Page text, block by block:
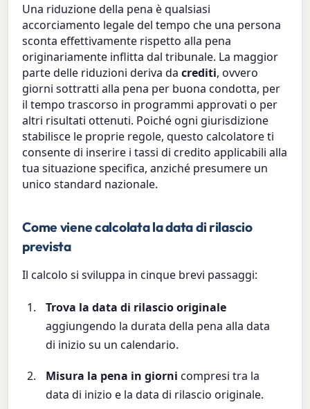
Una riduzione della pena è qualsiasi
accorciamento legale del tempo che una persona
sconta effettivamente rispetto alla pena
originariamente inflitta dal tribunale. La maggior
parte delle riduzioni deriva dacrediti, ovvero
giorni sottratti alla pena per buona condotta, per
il tempo trascorso in programmi approvati o per
altri risultati ottenuti. Poiché ogni giurisdizione
stabilisce le proprie regole, questo calcolatore ti
consente di inserire i tassi di credito applicabili alla
tua situazione specifica, anziché presumere un
unico standard nazionale.
Come viene calcolata la data di rilascio
prevista
Il calcolo si sviluppa in cinque brevi passaggi:
Trova la data di rilascio originale
aggiungendo la durata della pena alla data
di inizio su un calendario.
Misura la pena in giorni compresi tra la
data di inizio e la data di rilascio originale.